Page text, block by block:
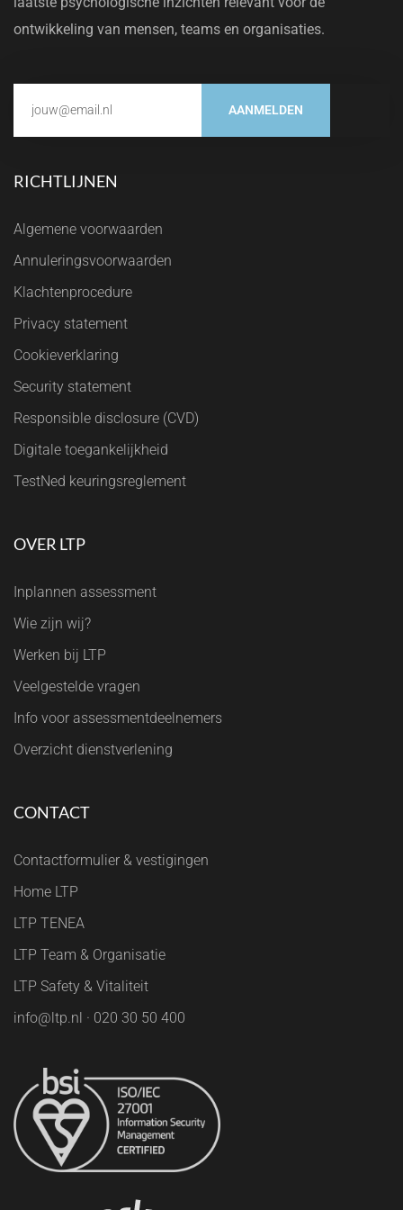
ontwikkeling van mensen, teams en organisaties.
AANMELDEN
RICHTLIJNEN
Algemene voorwaarden
Annuleringsvoorwaarden
Klachtenprocedure
Privacy statement
Cookieverklaring
Security statement
Responsible disclosure (CVD)
Digitale toegankelijkheid
TestNed keuringsreglement
OVER LTP
Inplannen assessment
Wie zijn wij?
Werken bij LTP
Veelgestelde vragen
Info voor assessmentdeelnemers
Overzicht dienstverlening
CONTACT
Contactformulier & vestigingen
Home LTP
LTP TENEA
LTP Team & Organisatie
LTP Safety & Vitaliteit
info@ltp.nl · 020 30 50 400